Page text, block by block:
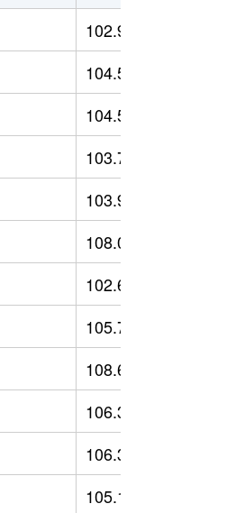
102.97
104.56
104.52
103.79
103.95
108.02
102.67
105.71
108.62
106.35
106.3
105.13